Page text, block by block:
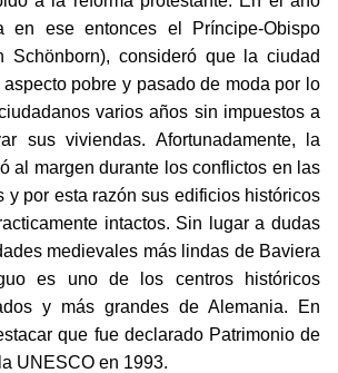
en ese entonces el Príncipe-Obispo
Schönborn), consideró que la ciudad
pobre y pasado de moda por lo
varios años sin impuestos a
sus viviendas. Afortunadamente, la
al margen durante los conflictos en las
y por esta razón sus edificios históricos
intactos. Sin lugar a dudas
medievales más lindas de Baviera
es uno de los centros históricos
y más grandes de Alemania. En
que fue declarado Patrimonio de
UNESCO en 1993.